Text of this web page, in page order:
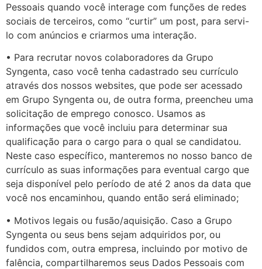
Pessoais quando você interage com funções de redes
sociais de terceiros, como “curtir” um post, para servi-
lo com anúncios e criarmos uma interação.
• Para recrutar novos colaboradores da Grupo
Syngenta, caso você tenha cadastrado seu currículo
através dos nossos websites, que pode ser acessado
em Grupo Syngenta ou, de outra forma, preencheu uma
solicitação de emprego conosco. Usamos as
informações que você incluiu para determinar sua
qualificação para o cargo para o qual se candidatou.
Neste caso específico, manteremos no nosso banco de
currículo as suas informações para eventual cargo que
seja disponível pelo período de até 2 anos da data que
você nos encaminhou, quando então será eliminado;
• Motivos legais ou fusão/aquisição. Caso a Grupo
Syngenta ou seus bens sejam adquiridos por, ou
fundidos com, outra empresa, incluindo por motivo de
falência, compartilharemos seus Dados Pessoais com